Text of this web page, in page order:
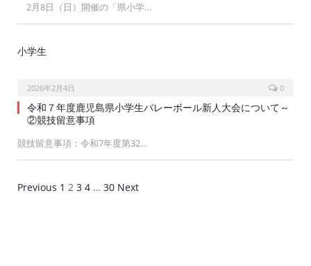
2月8日（日）開催の「県小学…
小学生
2026年2月4日 0
令和７年度鹿児島県小学生バレーボール新人大会について～
②競技留意事項
競技留意事項：令和7年度第32…
Previous 1 2 3 4 … 30 Next